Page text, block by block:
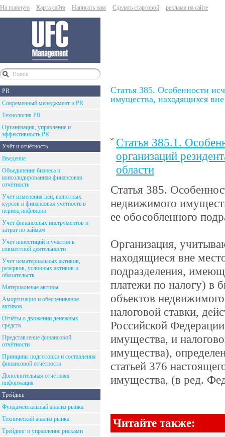
На главную Карта сайта Написать нам Сделать стартовой реклама на сайте
PR
Современный менеджмент и PR
Технология PR
Организация, управление и
эффективность PR
Учёт и отчётность
Введение
Объединение бизнеса и
консолидированная финансовая
отчётность
Учет изменения цен, валютных
курсов и финансовая учетность в
период инфляции
Учет финансовых инструментов и
затрат по займам
Учет инвестиций и участия в
совместной деятельности
Учет нематериальных активов,
резервов, условных активов и
обязательств
Материальные активы
Амортизация и обесценивание
активов
Отчёты о движении денежных
средств
Представление финансовой
отчётности
Принципы подготовки и составления
финансовой отчётности
Дополнительная отчётнаяя
информация
Трейдинг
Фундаментальный анализ рынка
Технический анализ рынка
Трейдинг и управление рисками
Статья 385. Особенности
имущества, находящихся
Статья 385.1.
организаций
области
Статья 385.
недвижимого
ее обособленного
Организация,
находящиеся вне
подразделения,
платежи по налогу) в
объектов
налоговой ставки,
Российской
имущества, и
имущества),
статьей 376
имущества, (в ред.
Читайте также: